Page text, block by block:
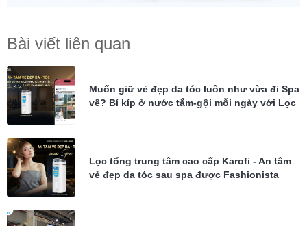
Bài viết liên quan
Muốn giữ vẻ đẹp da tóc luôn như vừa đi Spa
về? Bí kíp ở nước tắm-gội mỗi ngày với Lọc
Lọc tổng trung tâm cao cấp Karofi - An tâm
vẻ đẹp da tóc sau spa được Fashionista